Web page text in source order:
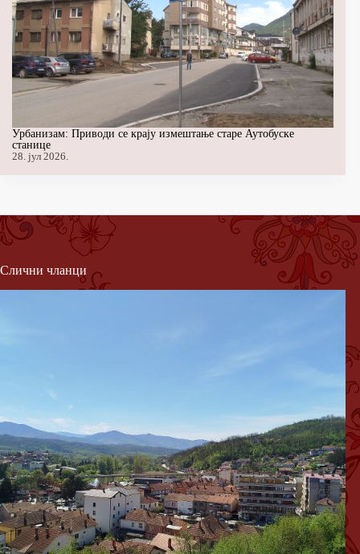
Урбанизам: Приводи се крају измештање старе Аутобуске
станице
28. јул 2026.
Слични чланци